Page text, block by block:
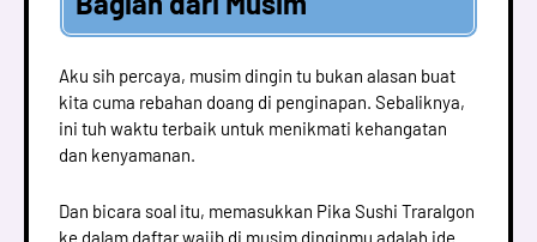
Aku sih percaya, musim dingin tu bukan alasan buat
kita cuma rebahan doang di penginapan. Sebaliknya,
ini tuh waktu terbaik untuk menikmati kehangatan
dan kenyamanan.
Dan bicara soal itu, memasukkan Pika Sushi Traralgon
ke dalam daftar wajib di musim dinginmu adalah ide